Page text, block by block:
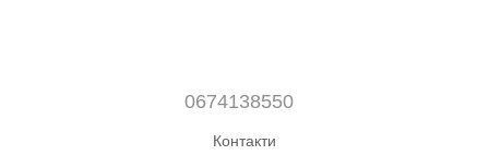
0674138550
Контакти